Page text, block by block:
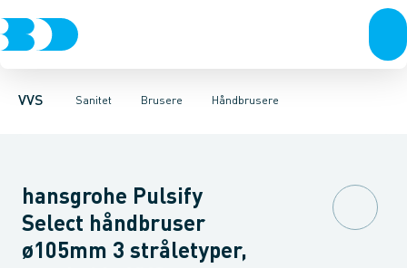
VVS Sanitet
Rør & fittingsPressfittings & rørKuglehaner & ventiler
Brusere
Toiletter, sæder og cisterner VaskeArmaturer
Håndbrusere
HåndbrusereBruseslanger BrusesætBrusestænger
hansgrohe Pulsify
Select håndbruser
ø105mm 3 stråletyper,